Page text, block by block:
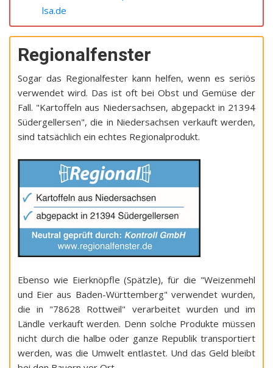
lsa.de
Regionalfenster
Sogar das Regionalfester kann helfen, wenn es seriös
verwendet wird. Das ist oft bei Obst und Gemüse der
Fall. "Kartoffeln aus Niedersachsen, abgepackt in 21394
Südergellersen", die in Niedersachsen verkauft werden,
sind tatsächlich ein echtes Regionalprodukt.
Ebenso wie Eierknöpfle (Spätzle), für die "Weizenmehl
und Eier aus Baden-Württemberg" verwendet wurden,
die in "78628 Rottweil" verarbeitet wurden und im
Ländle verkauft werden. Denn solche Produkte müssen
nicht durch die halbe oder ganze Republik transportiert
werden, was die Umwelt entlastet. Und das Geld bleibt